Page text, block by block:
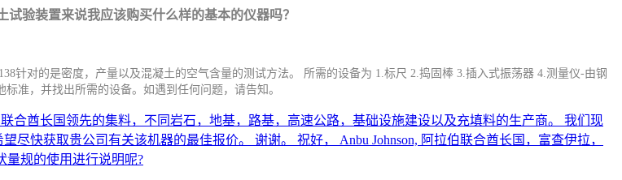
验装置来说我应该购买什么样的基本的仪器吗？
针对的是密度，产量以及混凝土的空气含量的测试方法。 所需的设备为 1.标尺 2.捣固棒 3.插入式振荡器 4.测量仪-由钢
准，并找出所需的设备。如遇到任何问题，请告知。
合酋长国领先的集料，不同岩石，地基，路基，高速公路，基础设施建设以及充填料的生产商。 我们现
尽快获取贵公司有关该机器的最佳报价。 谢谢。 祝好， Anbu Johnson, 阿拉伯联合酋长国，富查伊拉，
量规的使用进行说明呢?